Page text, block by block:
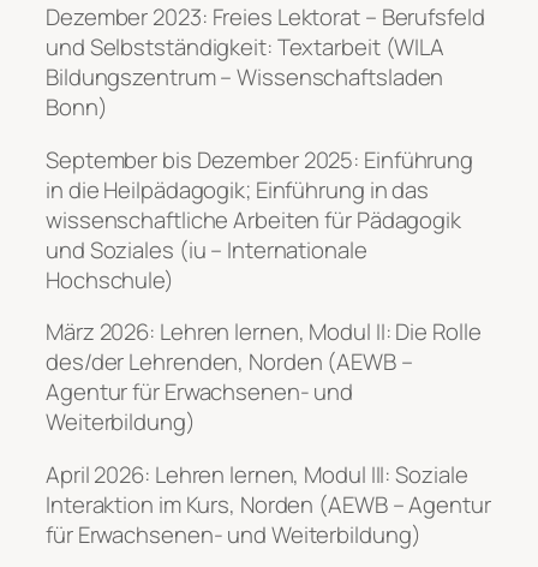
Dezember 2023: Freies Lektorat – Berufsfeld
und Selbstständigkeit: Textarbeit (WILA
Bildungszentrum – Wissenschaftsladen
Bonn)
September bis Dezember 2025: Einführung
in die Heilpädagogik; Einführung in das
wissenschaftliche Arbeiten für Pädagogik
und Soziales (iu – Internationale
Hochschule)
März 2026: Lehren lernen, Modul II: Die Rolle
des/der Lehrenden, Norden (AEWB –
Agentur für Erwachsenen- und
Weiterbildung)
April 2026: Lehren lernen, Modul III: Soziale
Interaktion im Kurs, Norden (AEWB – Agentur
für Erwachsenen- und Weiterbildung)